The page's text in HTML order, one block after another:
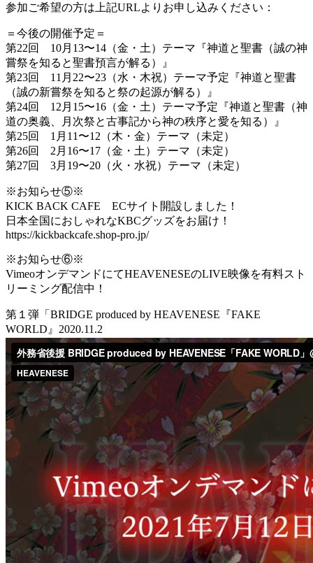
参加ご希望の方は上記URLよりお申し込みください：
＝今後の開催予定＝
第22回 10月13〜14（金・土）テーマ『神道と聖書（誠の神
嘗祭を知ると聖書預言が解る）』
第23回 11月22〜23（水・木祝）テーマ予定『神道と聖書
（誠の新嘗祭を知ると祭の起源が解る）』
第24回 12月15〜16（金・土）テーマ予定『神道と聖書（神
道の奥義、月次祭と古事記から神の秩序と愛を知る）』
第25回 1月11〜12（木・金）テーマ（未定）
第26回 2月16〜17（金・土）テーマ（未定）
第27回 3月19〜20（火・水祝）テーマ（未定）
※お知らせ⑤※
KICK BACK CAFE ECサイト開設しました！
日本全国におしゃれなKBCグッズをお届け！
https://kickbackcafe.shop-pro.jp/
※お知らせ⑥※
VimeoオンデマンドにてHEAVENESEのLIVE映像を有料スト
リーミング配信中！
第１弾「BRIDGE produced by HEAVENESE『FAKE
WORLD』2020.11.2